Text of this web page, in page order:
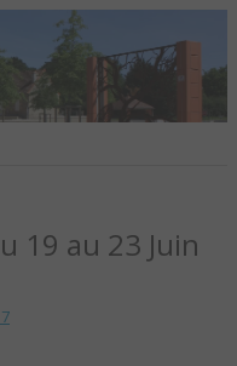
SUR-
SITE
LA
19 au 23 Juin